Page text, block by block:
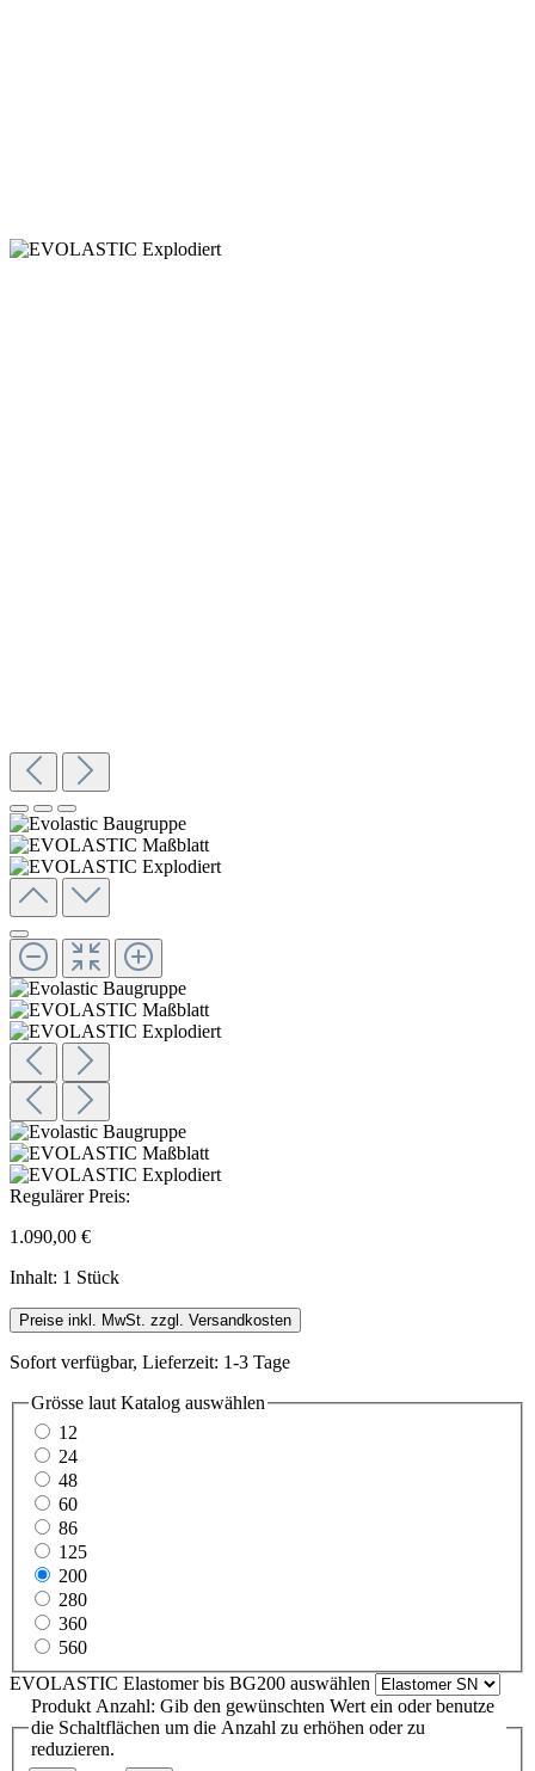
Regulärer Preis:
1.090,00 €
Inhalt: 1 Stück
Preise inkl. MwSt. zzgl. Versandkosten
Sofort verfügbar, Lieferzeit: 1-3 Tage
Grösse laut Katalog auswählen
12
24
48
60
86
125
200
280
360
560
EVOLASTIC Elastomer bis BG200 auswählen
Produkt Anzahl: Gib den gewünschten Wert ein oder benutze
die Schaltflächen um die Anzahl zu erhöhen oder zu
reduzieren.